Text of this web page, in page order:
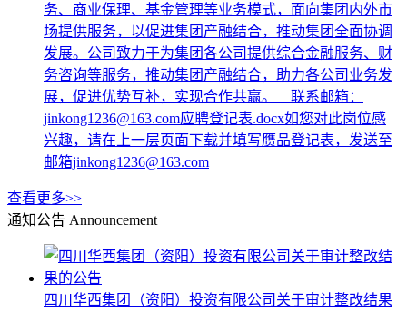
务、商业保理、基金管理等业务模式，面向集团内外市
场提供服务，以促进集团产融结合，推动集团全面协调
发展。公司致力于为集团各公司提供综合金融服务、财
务咨询等服务，推动集团产融结合，助力各公司业务发
展，促进优势互补，实现合作共赢。 联系邮箱：
jinkong1236@163.com应聘登记表.docx如您对此岗位感
兴趣，请在上一层页面下载并填写赝品登记表，发送至
邮箱jinkong1236@163.com
查看更多>>
通知公告 Announcement
四川华西集团（资阳）投资有限公司关于审计整改结果